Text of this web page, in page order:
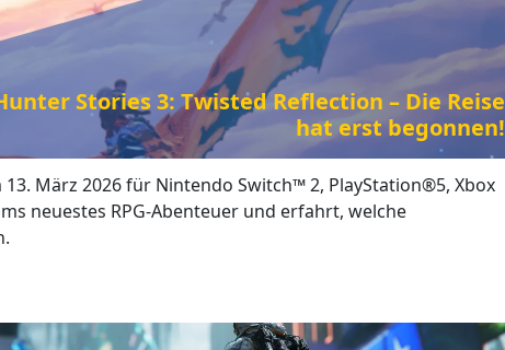
Stories 3: Twisted Reflection – Die Reise
hat erst begonnen!
März 2026 für Nintendo Switch™ 2, PlayStation®5, Xbox
neuestes RPG-Abenteuer und erfahrt, welche